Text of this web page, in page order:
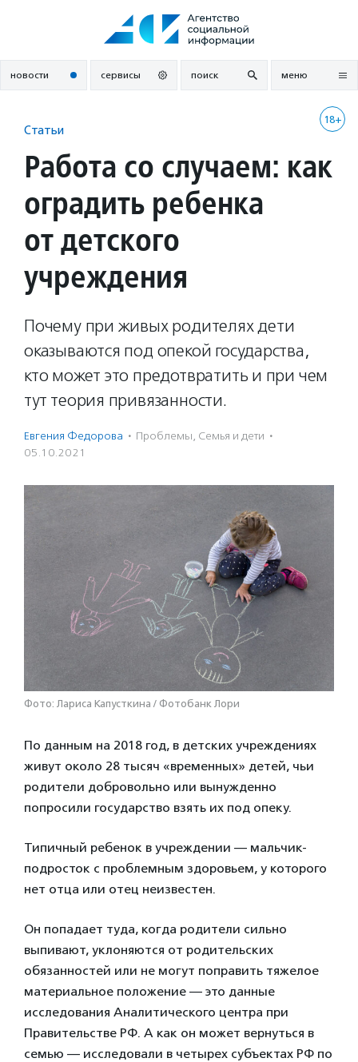
новости сервисы поиск меню
18+
Статьи
Работа со случаем: как
оградить ребенка
от детского
учреждения
Почему при живых родителях дети
оказываются под опекой государства,
кто может это предотвратить и при чем
тут теория привязанности.
Евгения Федорова · Проблемы, Семья и дети ·
05.10.2021
Фото: Лариса Капусткина / Фотобанк Лори
По данным на 2018 год, в детских учреждениях
живут около 28 тысяч «временных» детей, чьи
родители добровольно или вынужденно
попросили государство взять их под опеку.
Типичный ребенок в учреждении — мальчик-
подросток с проблемным здоровьем, у которого
нет отца или отец неизвестен.
Он попадает туда, когда родители сильно
выпивают, уклоняются от родительских
обязанностей или не могут поправить тяжелое
материальное положение — это данные
исследования Аналитического центра при
Правительстве РФ. А как он может вернуться в
семью — исследовали в четырех субъектах РФ по